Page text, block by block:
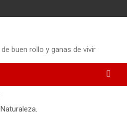
buen rollo y ganas de vivir